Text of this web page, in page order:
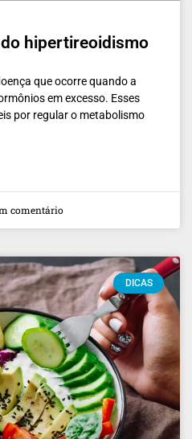
hipertireoidismo
que ocorre quando a
em excesso. Esses
por regular o metabolismo
comentário
DICAS